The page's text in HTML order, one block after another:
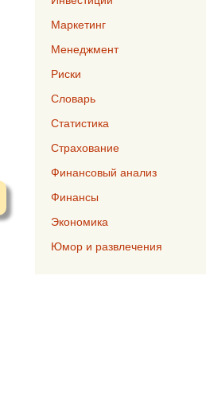
Маркетинг
Менеджмент
Риски
Словарь
Статистика
Страхование
Финансовый анализ
Финансы
Экономика
Юмор и развлечения